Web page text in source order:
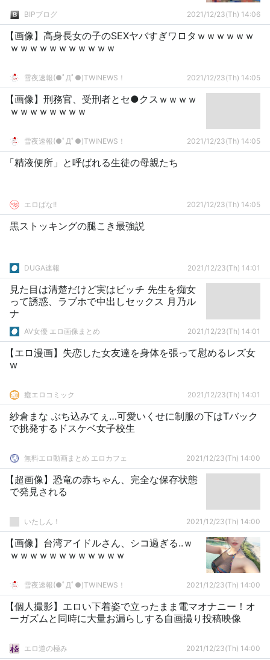
BIPブログ 2021/12/23(Th) 14:06
【画像】高身長女の子のSEXヤバすぎワロタｗｗｗｗｗｗ
ｗｗｗｗｗｗｗｗｗｗｗ
雪夜速報(●ﾟДﾟ●)TWINEWS！ 2021/12/23(Th) 14:05
【画像】刑務官、受刑者とセ●クスｗｗｗｗ
ｗｗｗｗｗｗｗｗ
雪夜速報(●ﾟДﾟ●)TWINEWS！ 2021/12/23(Th) 14:05
「精液便所」と呼ばれる生徒の母親たち
エロばな!! 2021/12/23(Th) 14:05
黒ストッキングの腿こき最強説
DUGA速報 2021/12/23(Th) 14:01
見た目は清楚だけど実はビッチ 先生を痴女
って誘惑、ラブホで中出しセックス 月乃ル
ナ
AV女優 エロ画像まとめ 2021/12/23(Th) 14:01
【エロ漫画】失恋した女友達を身体を張って慰めるレズ女
w
癒エロコミック 2021/12/23(Th) 14:01
紗倉まな ぶち込みてぇ…可愛いくせに制服の下はTバック
で挑発するドスケベ女子校生
無料エロ動画まとめ エロカフェ 2021/12/23(Th) 14:00
【超画像】恐竜の赤ちゃん、完全な保存状態
で発見される
いたしん！ 2021/12/23(Th) 14:00
【画像】台湾アイドルさん、シコ過ぎる..ｗ
ｗｗｗｗｗｗｗｗｗｗｗｗ
雪夜速報(●ﾟДﾟ●)TWINEWS！ 2021/12/23(Th) 14:00
【個人撮影】エロい下着姿で立ったまま電マオナニー！オ
ーガズムと同時に大量お漏らしする自画撮り投稿映像
エロ道の極み 2021/12/23(Th) 14:00